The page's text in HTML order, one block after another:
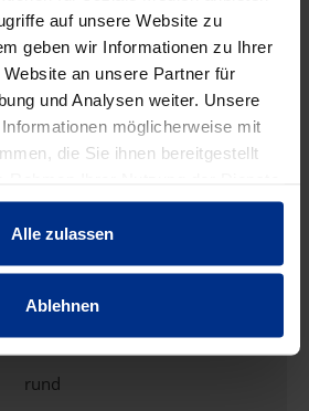
auf unsere Website zu
geben wir Informationen zu Ihrer
an unsere Partner für
und Analysen weiter. Unsere
möglicherweise mit
die Sie ihnen bereitgestellt
Alle zulassen
Ablehnen
Deckel für
92 mm
rund